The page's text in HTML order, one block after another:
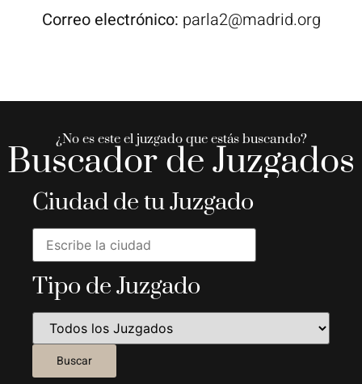
Correo electrónico: parla2@madrid.org
¿No es este el juzgado que estás buscando?
Buscador de Juzgados
Ciudad de tu Juzgado
Tipo de Juzgado